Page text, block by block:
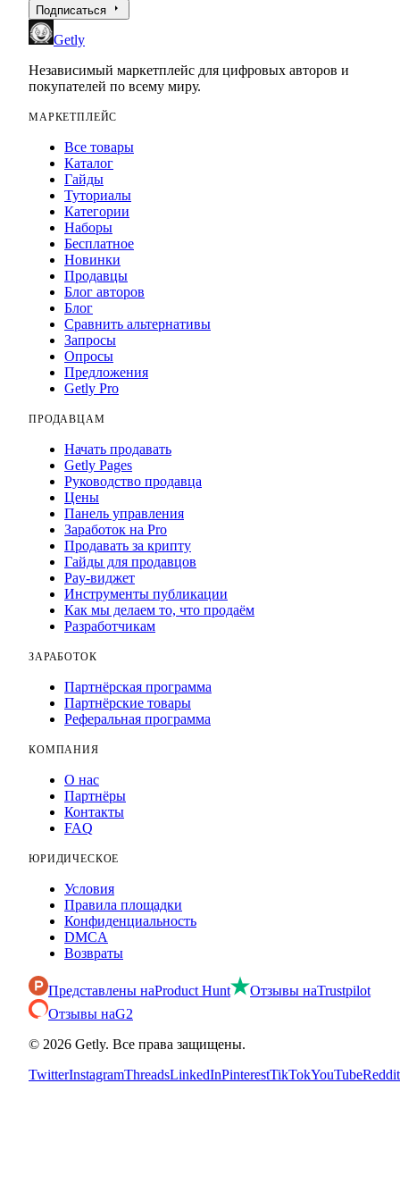
Подписаться arrow_right
Getly
Независимый маркетплейс для цифровых авторов и
покупателей по всему миру.
МАРКЕТПЛЕЙС
Все товары
Каталог
Гайды
Туториалы
Категории
Наборы
Бесплатное
Новинки
Продавцы
Блог авторов
Блог
Сравнить альтернативы
Запросы
Опросы
Предложения
Getly Pro
ПРОДАВЦАМ
Начать продавать
Getly Pages
Руководство продавца
Цены
Панель управления
Заработок на Pro
Продавать за крипту
Гайды для продавцов
Pay-виджет
Инструменты публикации
Как мы делаем то, что продаём
Разработчикам
ЗАРАБОТОК
Партнёрская программа
Партнёрские товары
Реферальная программа
КОМПАНИЯ
О нас
Партнёры
Контакты
FAQ
ЮРИДИЧЕСКОЕ
Условия
Правила площадки
Конфиденциальность
DMCA
Возвраты
Представлены наProduct Hunt Отзывы наTrustpilot
Отзывы наG2
© 2026 Getly. Все права защищены.
TwitterInstagramThreadsLinkedInPinterestTikTokYouTubeReddit